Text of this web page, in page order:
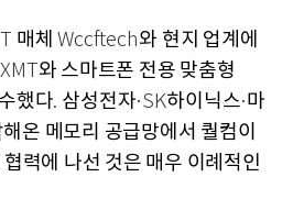
매체Wccftech와 현지 업계에
와 스마트폰 전용 맞춤형
했다. 삼성전자·SK하이닉스·마
온 메모리 공급망에서 퀄컴이
력에 나선 것은 매우 이례적인